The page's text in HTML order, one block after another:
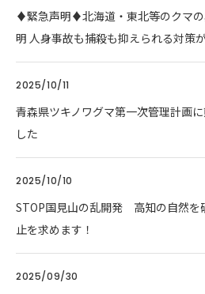
♦️緊急声明♦️北海道・東北等のクマ
明 人身事故も捕殺も抑えられる対策
2025/10/11
青森県ツキノワグマ第一次管理計画
した
2025/10/10
STOP国見山の乱開発 高知の自然を
止を求めます！
2025/09/30